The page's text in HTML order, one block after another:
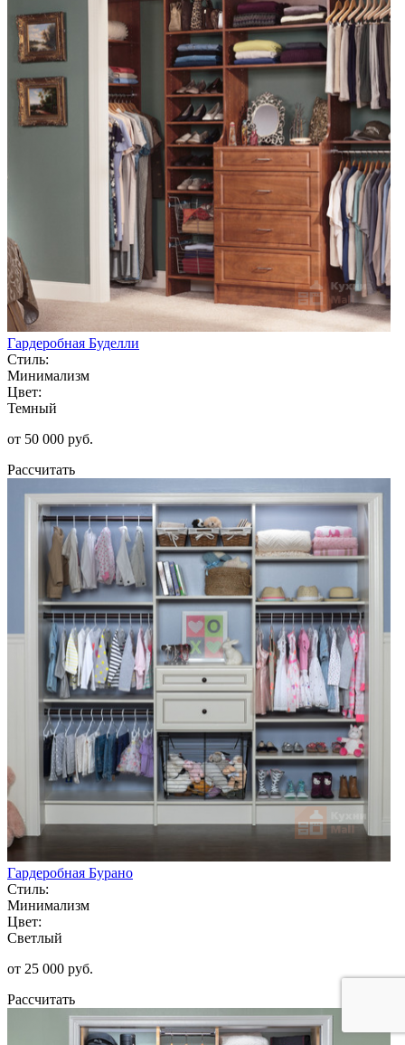
Гардеробная Буделли
Стиль:
Минимализм
Цвет:
Темный
от 50 000 руб.
Рассчитать
Гардеробная Бурано
Стиль:
Минимализм
Цвет:
Светлый
от 25 000 руб.
Рассчитать